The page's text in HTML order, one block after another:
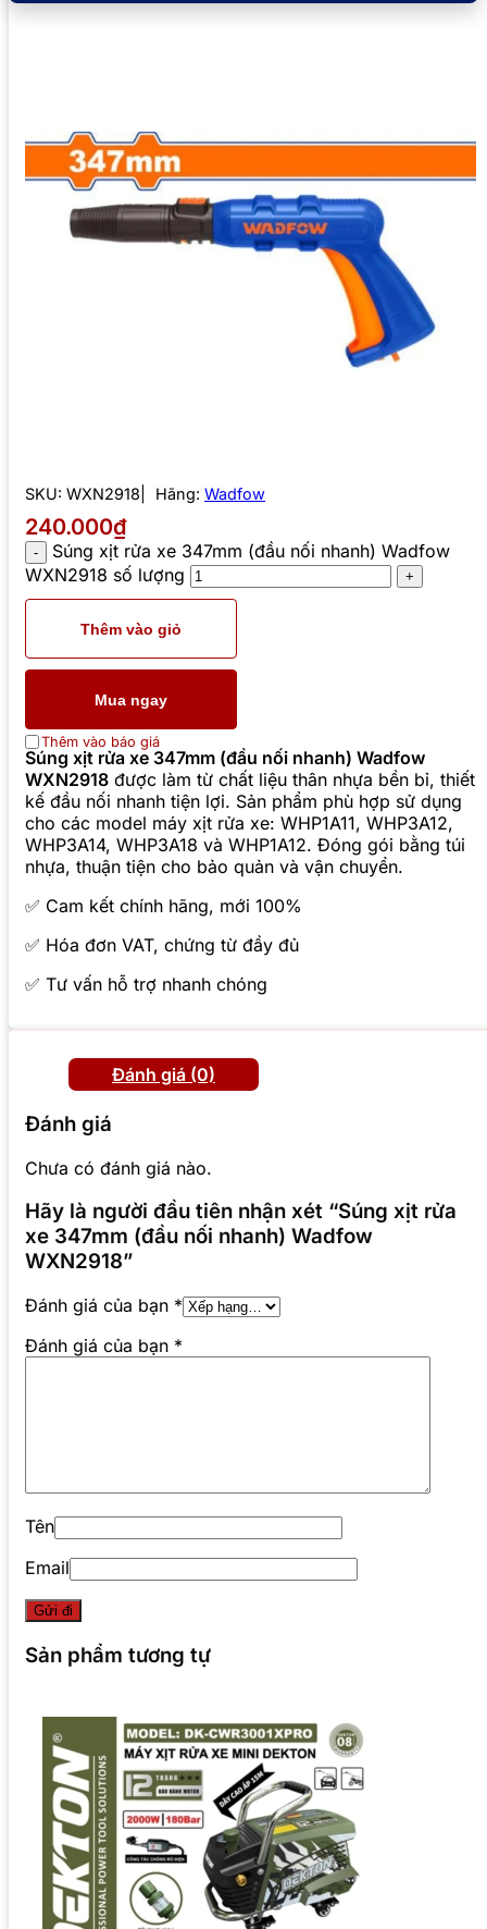
SKU: WXN2918 Hãng: Wadfow
240.000₫
Súng xịt rửa xe 347mm (đầu nối nhanh) Wadfow
WXN2918 số lượng
Thêm vào giỏ
Mua ngay
Thêm vào báo giá
Súng xịt rửa xe 347mm (đầu nối nhanh) Wadfow
WXN2918 được làm từ chất liệu thân nhựa bền bỉ, thiết
kế đầu nối nhanh tiện lợi. Sản phẩm phù hợp sử dụng
cho các model máy xịt rửa xe: WHP1A11, WHP3A12,
WHP3A14, WHP3A18 và WHP1A12. Đóng gói bằng túi
nhựa, thuận tiện cho bảo quản và vận chuyển.
✅ Cam kết chính hãng, mới 100%
✅ Hóa đơn VAT, chứng từ đầy đủ
✅ Tư vấn hỗ trợ nhanh chóng
Đánh giá (0)
Đánh giá
Chưa có đánh giá nào.
Hãy là người đầu tiên nhận xét “Súng xịt rửa
xe 347mm (đầu nối nhanh) Wadfow
WXN2918”
Đánh giá của bạn *
Đánh giá của bạn *
Tên
Email
Sản phẩm tương tự